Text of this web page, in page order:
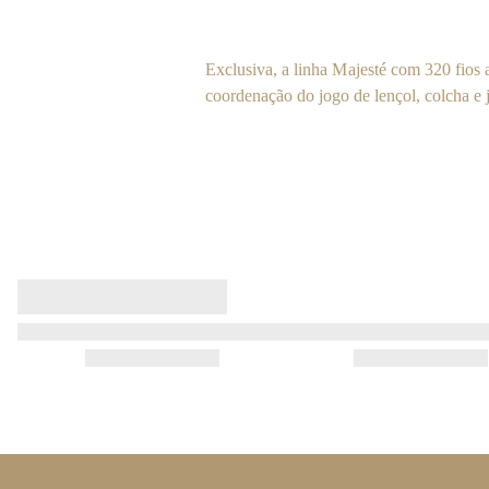
Exclusiva, a linha Majesté com 320 fios
coordenação do jogo de lençol, colcha